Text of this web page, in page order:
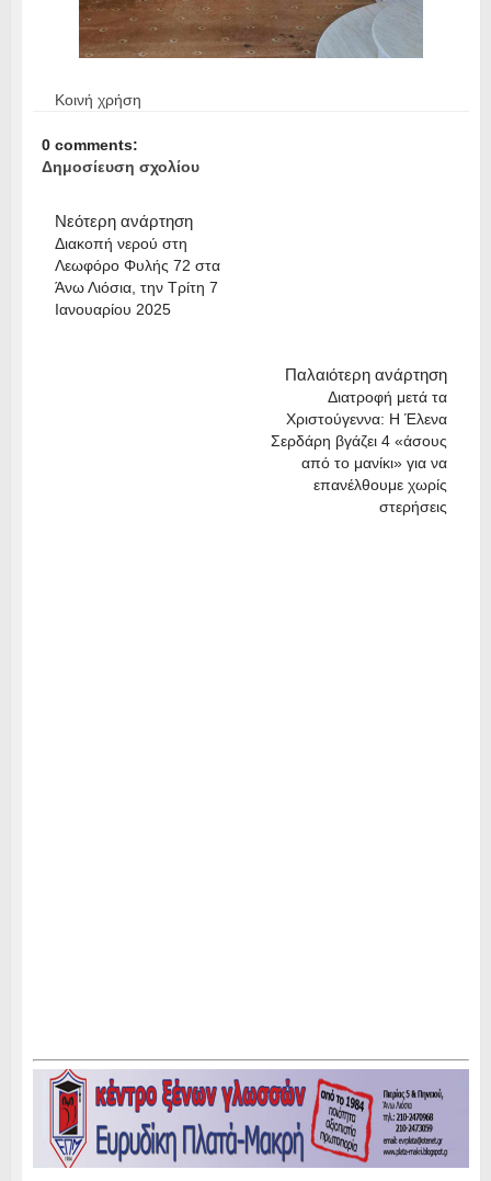
Κοινή χρήση
0 comments:
Δημοσίευση σχολίου
Νεότερη ανάρτηση
Διακοπή νερού στη
Λεωφόρο Φυλής 72 στα
Άνω Λιόσια, την Τρίτη 7
Ιανουαρίου 2025
Παλαιότερη ανάρτηση
Διατροφή μετά τα
Χριστούγεννα: Η Έλενα
Σερδάρη βγάζει 4 «άσους
από το μανίκι» για να
επανέλθουμε χωρίς
στερήσεις